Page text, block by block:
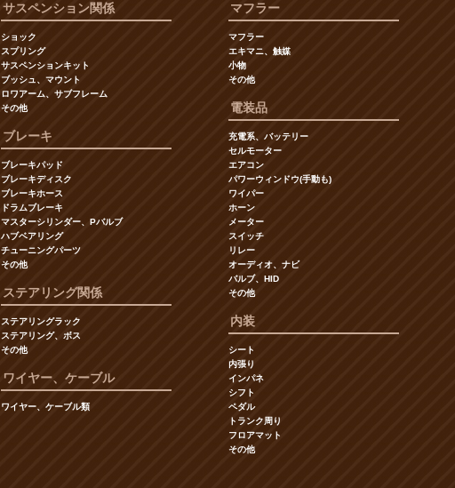
サスペンション関係
ショック
スプリング
サスペンションキット
ブッシュ、マウント
ロワアーム、サブフレーム
その他
ブレーキ
ブレーキパッド
ブレーキディスク
ブレーキホース
ドラムブレーキ
マスターシリンダー、Pバルブ
ハブベアリング
チューニングパーツ
その他
ステアリング関係
ステアリングラック
ステアリング、ボス
その他
ワイヤー、ケーブル
ワイヤー、ケーブル類
マフラー
マフラー
エキマニ、触媒
小物
その他
電装品
充電系、バッテリー
セルモーター
エアコン
パワーウィンドウ(手動も)
ワイパー
ホーン
メーター
スイッチ
リレー
オーディオ、ナビ
バルブ、HID
その他
内装
シート
内張り
インパネ
シフト
ペダル
トランク周り
フロアマット
その他